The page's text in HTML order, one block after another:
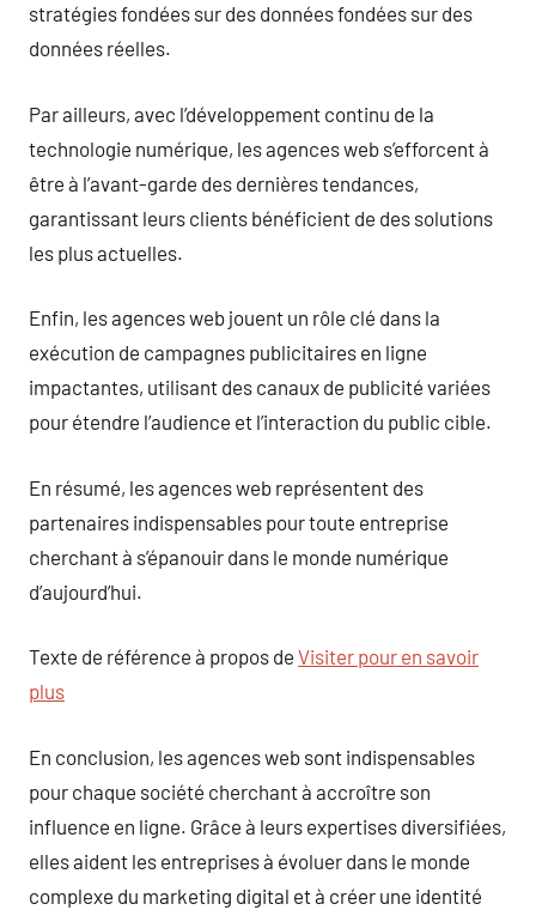
stratégies fondées sur des données fondées sur des
données réelles.
Par ailleurs, avec l’développement continu de la
technologie numérique, les agences web s’efforcent à
être à l’avant-garde des dernières tendances,
garantissant leurs clients bénéficient de des solutions
les plus actuelles.
Enfin, les agences web jouent un rôle clé dans la
exécution de campagnes publicitaires en ligne
impactantes, utilisant des canaux de publicité variées
pour étendre l’audience et l’interaction du public cible.
En résumé, les agences web représentent des
partenaires indispensables pour toute entreprise
cherchant à s’épanouir dans le monde numérique
d’aujourd’hui.
Texte de référence à propos de Visiter pour en savoir
plus
En conclusion, les agences web sont indispensables
pour chaque société cherchant à accroître son
influence en ligne. Grâce à leurs expertises diversifiées,
elles aident les entreprises à évoluer dans le monde
complexe du marketing digital et à créer une identité